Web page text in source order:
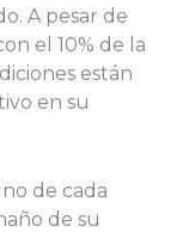
A pesar de
el 10% de la
están
en su
de cada
de su